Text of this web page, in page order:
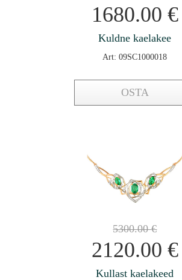
1680.00 €
Kuldne kaelakee
Art: 09SC1000018
OSTA
5300.00€
2120.00 €
Kullast kaelakeed